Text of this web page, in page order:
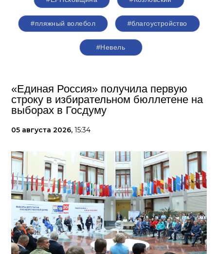
#пляжный волебол #благоустройство
#Невель
«Единая Россия» получила первую
строку в избирательном бюллетене на
выборах в Госдуму
05 августа 2026, 15:34